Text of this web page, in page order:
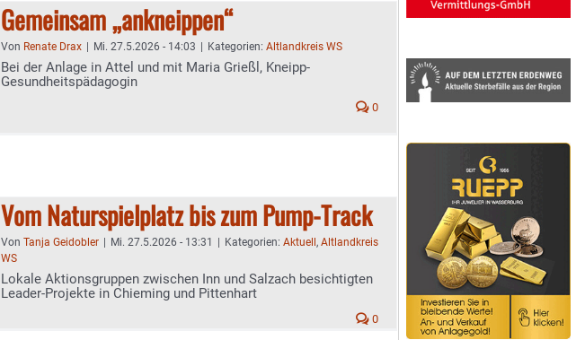
Gemeinsam „ankneippen“
Von Renate Drax Mi. 27.5.2026 - 14:03 Kategorien: Altlandkreis WS
Bei der Anlage in Attel und mit Maria Grießl, Kneipp-
Gesundheitspädagogin
0
Vom Naturspielplatz bis zum Pump-Track
Von Tanja Geidobler Mi. 27.5.2026 - 13:31 Kategorien: Aktuell , Altlandkreis
WS
Lokale Aktionsgruppen zwischen Inn und Salzach besichtigten
Leader-Projekte in Chieming und Pittenhart
0